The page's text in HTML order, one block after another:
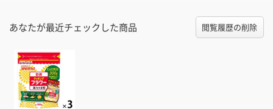
あなたが最近チェックした商品 閲覧履歴の削除